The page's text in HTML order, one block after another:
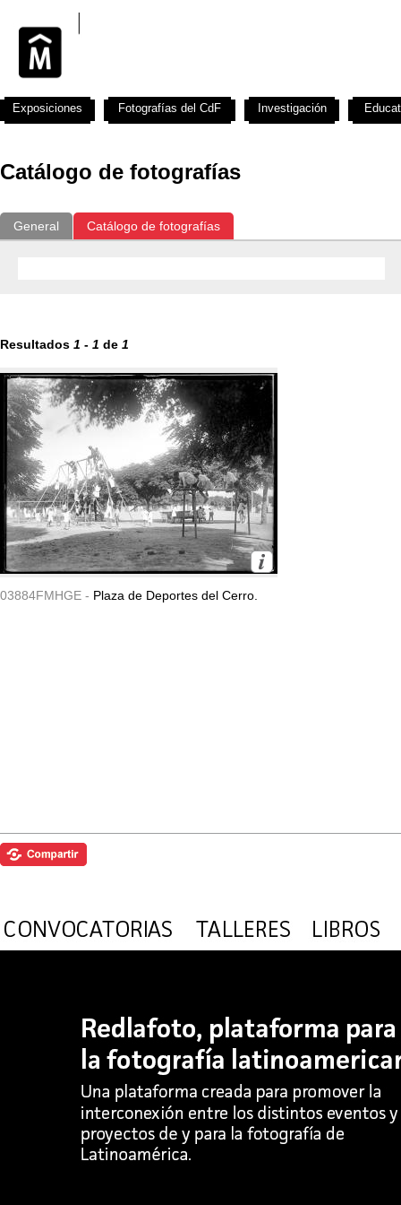
Catálogo de fotografías
General Catálogo de fotografías
Resultados 1 - 1 de 1
03884FMHGE - Plaza de Deportes del Cerro.
Exposiciones Fotografías del CdF Investigación